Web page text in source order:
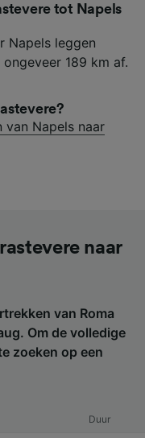
tot Napels
Napels leggen
189 km af.
van Napels naar
naar
van Roma
Om de volledige
zoeken op een
Duur